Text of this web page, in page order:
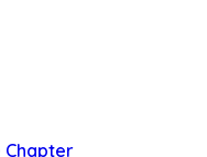
Chapter